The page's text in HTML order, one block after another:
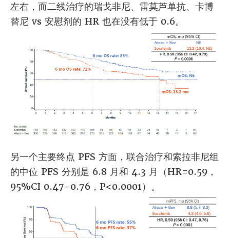
左右，而二线治疗的瑞戈非尼、雷莫芦单抗、卡博
替尼 vs 安慰剂的 HR 也在没有低于 0.6。
另一个主要终点 PFS 方面，联合治疗和索拉非尼组
的中位 PFS 分别是 6.8 月和 4.3 月（HR=0.59，
95%CI 0.47-0.76，P<0.0001）。